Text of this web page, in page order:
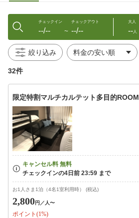
チェックイン
--/-- 〜
チェックアウト
--/--
大人
--人
絞り込み
32件
限定特割マルチカルテット多目的ROOM
お1人さま1泊（4名1室利用時） (税込)
2,800円 ／人〜
ポイント(1%)